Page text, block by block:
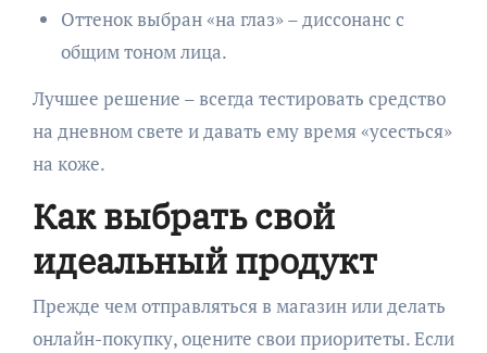
Оттенок выбран «на глаз» – диссонанс с
общим тоном лица.
Лучшее решение – всегда тестировать средство
на дневном свете и давать ему время «усесться»
на коже.
Как выбрать свой
идеальный продукт
Прежде чем отправляться в магазин или делать
онлайн-покупку, оцените свои приоритеты. Если